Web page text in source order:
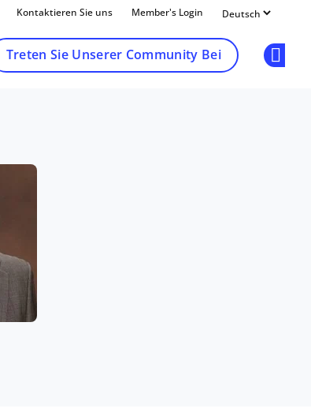
Kontaktieren Sie uns Member's Login
Treten Sie Unserer Community Bei